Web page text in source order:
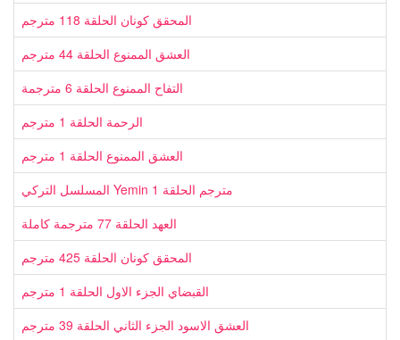
المحقق كونان الحلقة 118 مترجم
العشق الممنوع الحلقة 44 مترجم
التفاح الممنوع الحلقة 6 مترجمة
الرحمة الحلقة 1 مترجم
العشق الممنوع الحلقة 1 مترجم
المسلسل التركي Yemin مترجم الحلقة 1
العهد الحلقة 77 مترجمة كاملة
المحقق كونان الحلقة 425 مترجم
القبضاي الجزء الاول الحلقة 1 مترجم
العشق الاسود الجزء الثاني الحلقة 39 مترجم